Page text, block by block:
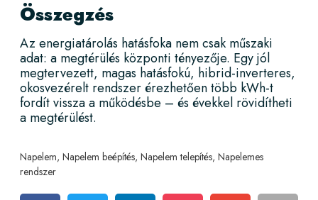
Összegzés
Az energiatárolás hatásfoka nem csak műszaki
adat: a megtérülés központi tényezője. Egy jól
megtervezett, magas hatásfokú, hibrid-inverteres,
okosvezérelt rendszer érezhetően több kWh-t
fordít vissza a működésbe – és évekkel rövidítheti
a megtérülést.
Napelem, Napelem beépítés, Napelem telepítés, Napelemes
rendszer